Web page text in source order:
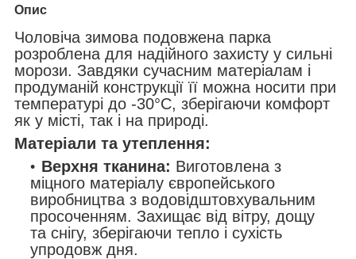
Опис
Чоловіча зимова подовжена парка
розроблена для надійного захисту у сильні
морози. Завдяки сучасним матеріалам і
продуманій конструкції її можна носити при
температурі до -30°C, зберігаючи комфорт
як у місті, так і на природі.
Матеріали та утеплення:
Верхня тканина: Виготовлена з
міцного матеріалу європейського
виробництва з водовідштовхувальним
просоченням. Захищає від вітру, дощу
та снігу, зберігаючи тепло і сухість
упродовж дня.